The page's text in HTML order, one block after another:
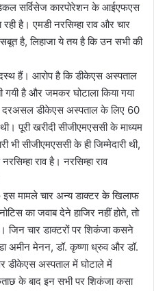
सर्विसेज कारपोरेशन के आईएफएस
है। एमडी नरसिम्हा राव और चार
है, लिहाजा ये तय है कि उन सभी की
हैं। आरोप है कि डीकेएस अस्पताल
गयी है और जमकर घोटाला किया गया
दरअसल डीकेएस अस्पताल के लिए 60
पूरी खरीदी सीजीएमएससी के माध्यम
भी सीजीएमएससी के ही जिम्मेदारी थी,
राव है। नरसिम्हा राव
इस मामले चार अन्य डाक्टर के खिलाफ
का जवाब देने हाजिर नहीं होते, तो
जिन चार डाक्टरों पर शिकंजा कसने
अमीन मेनन, डॉ. कृष्णा ध्रुव और डॉ.
डीकेएस अस्पताल में घोटाले में
के बाद इन सभी पर शिकंजा कसा